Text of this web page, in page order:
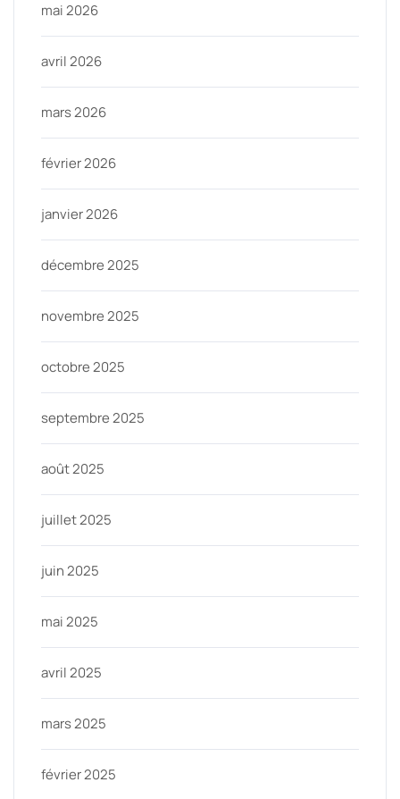
mai 2026
avril 2026
mars 2026
février 2026
janvier 2026
décembre 2025
novembre 2025
octobre 2025
septembre 2025
août 2025
juillet 2025
juin 2025
mai 2025
avril 2025
mars 2025
février 2025